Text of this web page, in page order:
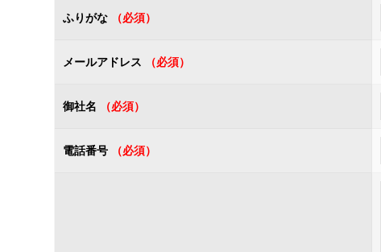
ふりがな （必須）
メールアドレス （必須）
御社名 （必須）
電話番号 （必須）